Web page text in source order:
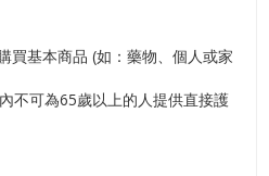
買基本商品 (如：藥物、個人或家
不可為65歲以上的人提供直接護